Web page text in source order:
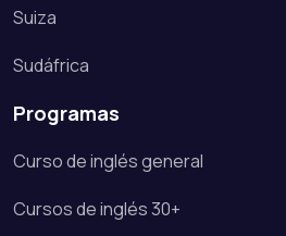
Suiza
Sudáfrica
Programas
Curso de inglés general
Cursos de inglés 30+